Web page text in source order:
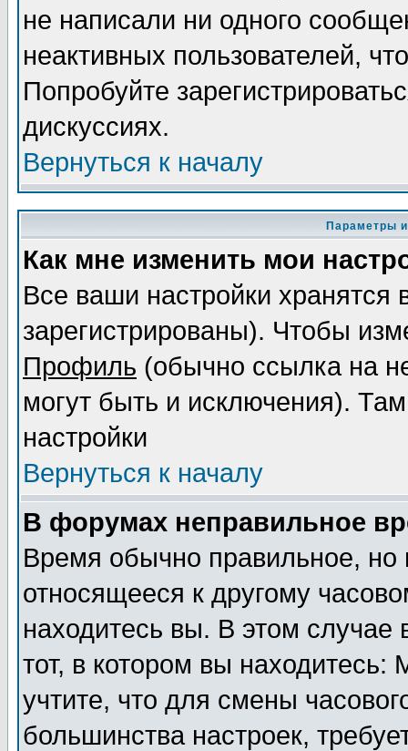
не написали ни одного
неактивных пользователей,
Попробуйте
дискуссиях.
Вернуться к началу
Параметры
Как мне изменить мои
Все ваши настройки
зарегистрированы). Чтобы
Профиль (обычно ссылка на
могут быть и исключения).
настройки
Вернуться к началу
В форумах неправильное
Время обычно правильное,
относящееся к другому
находитесь вы. В этом
тот, в котором вы
учтите, что для смены
большинства настроек,